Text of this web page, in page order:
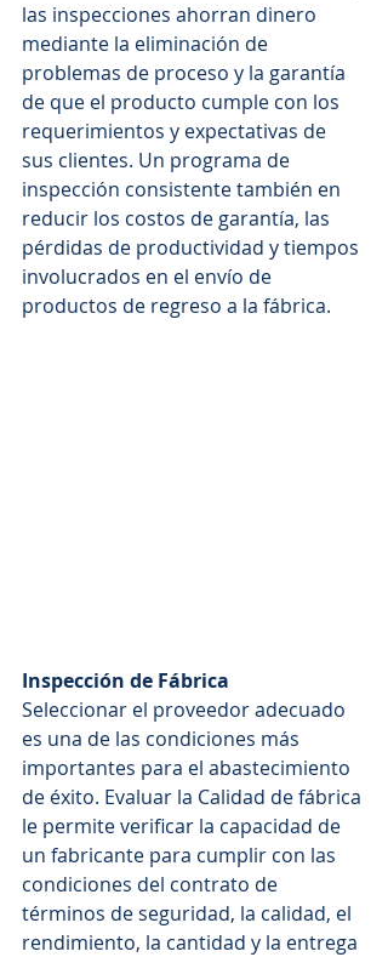
las inspecciones ahorran dinero
mediante la eliminación de
problemas de proceso y la garantía
de que el producto cumple con los
requerimientos y expectativas de
sus clientes. Un programa de
inspección consistente también en
reducir los costos de garantía, las
pérdidas de productividad y tiempos
involucrados en el envío de
productos de regreso a la fábrica.
Inspección de Fábrica
Seleccionar el proveedor adecuado
es una de las condiciones más
importantes para el abastecimiento
de éxito. Evaluar la Calidad de fábrica
le permite verificar la capacidad de
un fabricante para cumplir con las
condiciones del contrato de
términos de seguridad, la calidad, el
rendimiento, la cantidad y la entrega